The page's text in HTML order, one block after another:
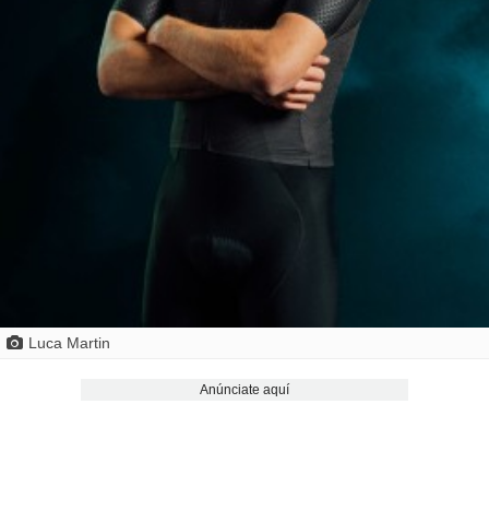
Luca Martin
Anúnciate aquí